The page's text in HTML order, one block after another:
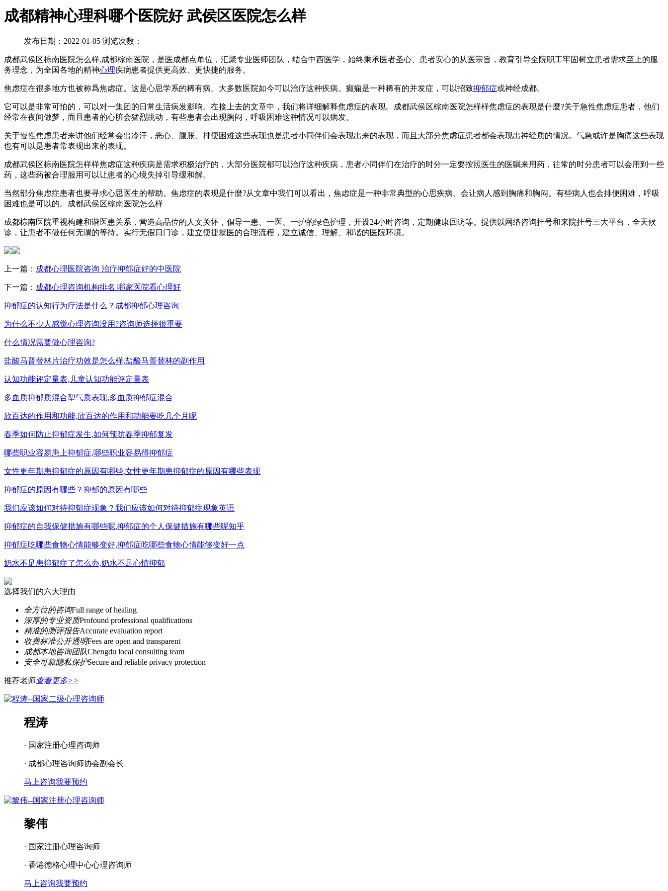
成都精神心理科哪个医院好 武侯区医院怎么样
发布日期：2022-01-05 浏览次数：
成都武侯区棕南医院怎么样.成都棕南医院，是医成都点单位，汇聚专业医师团队，结合中西医学，始终秉承医者圣心、患者安心的从医宗旨，教育引导全院职工牢固树立患者需求至上的服
务理念，为全国各地的精神心理疾病患者提供更高效、更快捷的服务。
焦虑症在很多地方也被称爲焦虑症。这是心思学系的稀有病。大多数医院如今可以治疗这种疾病。癫痫是一种稀有的并发症，可以招致抑郁症或神经成都。
它可以是非常可怕的，可以对一集团的日常生活病发影响。在接上去的文章中，我们将详细解释焦虑症的表现。成都武侯区棕南医院怎样样焦虑症的表现是什麼?关于急性焦虑症患者，他们
经常在夜间做梦，而且患者的心脏会猛烈跳动，有些患者会出现胸闷，呼吸困难这种情况可以病发。
关于慢性焦虑患者来讲他们经常会出冷汗，恶心、腹胀、排便困难这些表现也是患者小同伴们会表现出来的表现，而且大部分焦虑症患者都会表现出神经质的情况。气急或许是胸痛这些表现
也有可以是患者常表现出来的表现。
成都武侯区棕南医院怎样样焦虑症这种疾病是需求积极治疗的，大部分医院都可以治疗这种疾病，患者小同伴们在治疗的时分一定要按照医生的医嘱来用药，往常的时分患者可以会用到一些
药，这些药被合理服用可以让患者的心境失掉引导缓和解。
当然部分焦虑症患者也要寻求心思医生的帮助。焦虑症的表现是什麼?从文章中我们可以看出，焦虑症是一种非常典型的心思疾病。会让病人感到胸痛和胸闷。有些病人也会排便困难，呼吸
困难也是可以的。成都武侯区棕南医院怎么样
成都棕南医院重视构建和谐医患关系，营造高品位的人文关怀，倡导一患、一医、一护的绿色护理，开设24小时咨询，定期健康回访等。提供以网络咨询挂号和来院挂号三大平台，全天候
诊，让患者不做任何无谓的等待。实行无假日门诊，建立便捷就医的合理流程，建立诚信、理解、和谐的医院环境。
上一篇： 成都心理医院咨询 治疗抑郁症好的中医院
下一篇： 成都心理咨询机构排名 哪家医院看心理好
抑郁症的认知行为疗法是什么？成都抑郁心理咨询
为什么不少人感觉心理咨询没用?咨询师选择很重要
什么情况需要做心理咨询?
盐酸马普替林片治疗功效是怎么样,盐酸马普替林的副作用
认知功能评定量表,儿童认知功能评定量表
多血质抑郁质混合型气质表现,多血质抑郁症混合
欣百达的作用和功能,欣百达的作用和功能要吃几个月呢
春季如何防止抑郁症发生,如何预防春季抑郁复发
哪些职业容易患上抑郁症,哪些职业容易得抑郁症
女性更年期患抑郁症的原因有哪些,女性更年期患抑郁症的原因有哪些表现
抑郁症的原因有哪些？抑郁的原因有哪些
我们应该如何对待抑郁症现象？我们应该如何对待抑郁症现象英语
抑郁症的自我保健措施有哪些呢,抑郁症的个人保健措施有哪些呢知乎
抑郁症吃哪些食物心情能够变好,抑郁症吃哪些食物心情能够变好一点
奶水不足患抑郁症了怎么办,奶水不足心情抑郁
选择我们的六大理由
全方位的咨询Full range of healing
深厚的专业资质Profound professional qualifications
精准的测评报告Accurate evaluation report
收费标准公开透明Fees are open and transparent
成都本地咨询团队Chengdu local consulting team
安全可靠隐私保护Secure and reliable privacy protection
推荐老师查看更多>>
程涛
· 国家注册心理咨询师
· 成都心理咨询师协会副会长
马上咨询我要预约
黎伟
· 国家注册心理咨询师
· 香港德格心理中心心理咨询师
马上咨询我要预约